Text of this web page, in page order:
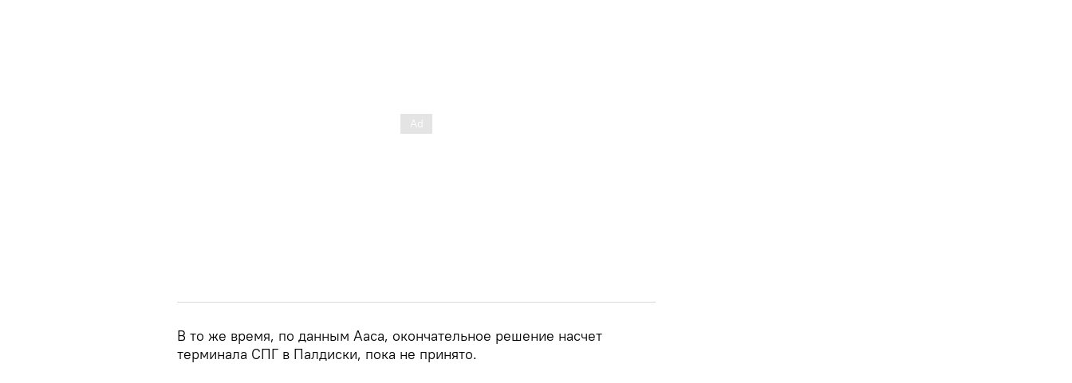
В то же время, по данным Ааса, окончательное решение насчет
терминала СПГ в Палдиски, пока не принято.